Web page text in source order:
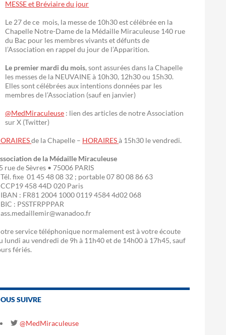
MESSE et Bréviaire du jour
Le 27 de ce mois, la messe de 10h30 est célébrée en la
Chapelle Notre-Dame de la Médaille Miraculeuse 140 rue
du Bac pour les membres vivants et défunts de
l’Association en rappel du jour de l’Apparition.
Le premier mardi du mois, sont assurées dans la Chapelle
les messes de la NEUVAINE à 10h30, 12h30 ou 15h30.
Elles sont célébrées aux intentions données par les
membres de l’Association (sauf en janvier)
@MedMiraculeuse : lien des articles de notre Association
sur X (Twitter)
de la Chapelle – HORAIRESà 15h30 le vendredi.
de la Médaille Miraculeuse
rue de Sèvres • 75006 PARIS
fixe 01 45 48 08 32 ; portable 07 80 08 86 63
458 44D 020 Paris
: FR81 2004 1000 0119 4584 4d02 068
: PSSTFRPPPAR
service téléphonique normalement est à votre écoute
lundi au vendredi de 9h à 11h40 et de 14h00 à 17h45, sauf
fériés.
SUIVRE
@MedMiraculeuse